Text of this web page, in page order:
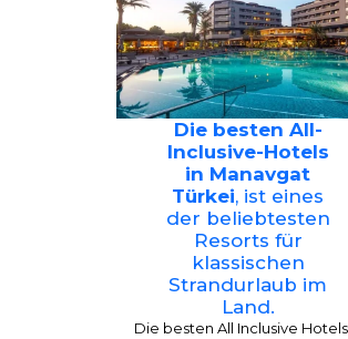
Die besten All-
Inclusive-Hotels
in Manavgat
Türkei, ist eines
der beliebtesten
Resorts für
klassischen
Strandurlaub im
Land.
Die besten All Inclusive